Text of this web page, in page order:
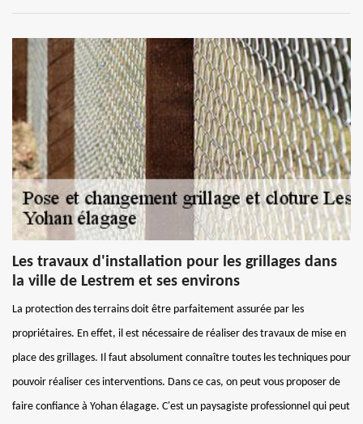
Les travaux d'installation pour les grillages dans
la ville de Lestrem et ses environs
La protection des terrains doit être parfaitement assurée par les
propriétaires. En effet, il est nécessaire de réaliser des travaux de mise en
place des grillages. Il faut absolument connaître toutes les techniques pour
pouvoir réaliser ces interventions. Dans ce cas, on peut vous proposer de
faire confiance à Yohan élagage. C'est un paysagiste professionnel qui peut